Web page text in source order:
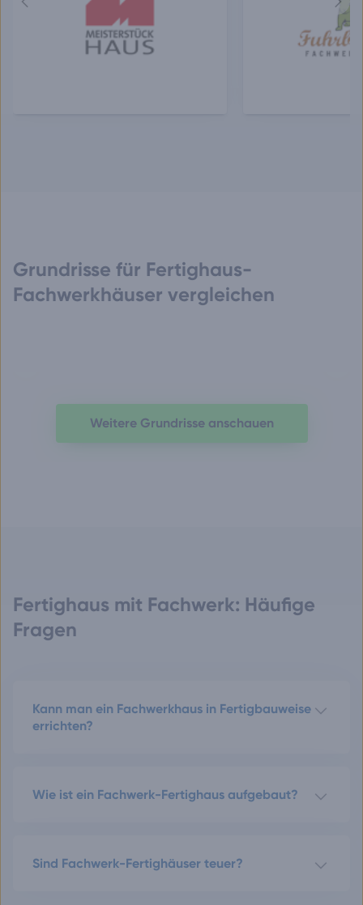
Grundrisse für Fertighaus-
Fachwerkhäuser vergleichen
Weitere Grundrisse anschauen
Fertighaus mit Fachwerk: Häufige
Fragen
Kann man ein Fachwerkhaus in Fertigbauweise
errichten?
Wie ist ein Fachwerk-Fertighaus aufgebaut?
Sind Fachwerk-Fertighäuser teuer?